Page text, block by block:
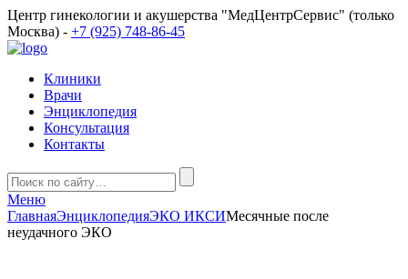
Центр гинекологии и акушерства "МедЦентрСервис" (только
Москва) - +7 (925) 748-86-45
Клиники
Врачи
Энциклопедия
Консультация
Контакты
Меню
ГлавнаяЭнциклопедияЭКО ИКСИМесячные после
неудачного ЭКО